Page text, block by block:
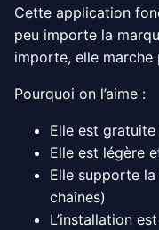
Cette application
peu importe la
importe, elle marche
Pourquoi on l’aime :
Elle est
Elle est légère
Elle supporte
chaînes)
L’installation